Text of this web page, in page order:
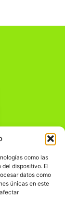
como las
dispositivo. El
datos como
únicas en este